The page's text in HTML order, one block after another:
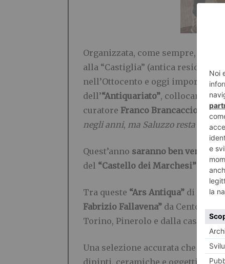
Organizzata, come sempre, dalla
alla “Castiglia” (antica residenza
nell’Ottocento e oggi importante
dell’“Antiquariato”, collocandosi
curatore Franco Brancaccio ,
negli anni, ma Saluzzo resta una
Quest’anno saranno ben venti ,
del “Castello dei Marchesi”
Tra queste “Ars Antiqua” di
Fabrizio Fallavena” da Cento
Torino, Pinerolo e dalla casertana
Una selezione accurata che